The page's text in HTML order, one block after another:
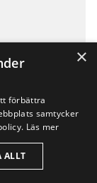
städerna
Villkor
×
förbättra
samtycker
Läs mer
ALLT